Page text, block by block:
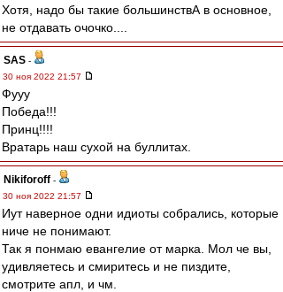
Хотя, надо бы такие большинствА в основное,
не отдавать очочко....
SAS -
30 ноя 2022 21:57
Фууу
Победа!!!
Принц!!!!
Вратарь наш сухой на буллитах.
Nikiforoff -
30 ноя 2022 21:57
Иут наверное одни идиоты собрались, которые
ниче не понимают.
Так я понмаю евангелие от марка. Мол че вы,
удивляетесь и смиритесь и не пиздите,
смотрите апл, и чм.